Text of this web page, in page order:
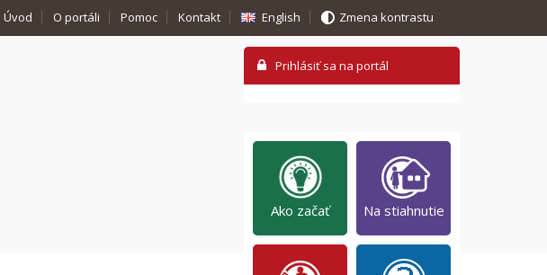
Úvod O portáli Pomoc Kontakt English Zmena kontrastu
Ako začať Na stiahnutie